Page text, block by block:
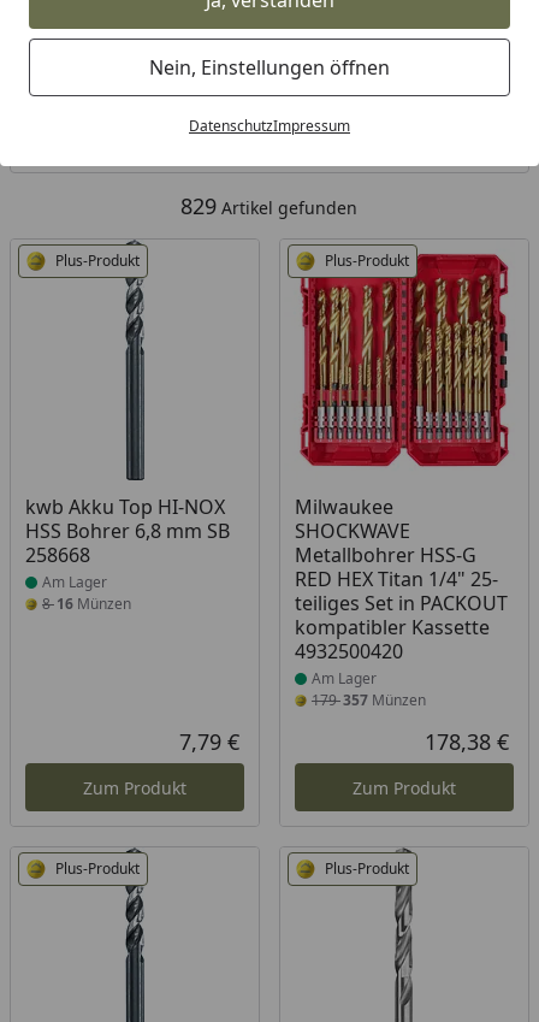
Nein, Einstellungen öffnen
DatenschutzImpressum
Ihre Artikelübersicht
Kategorien
829 Artikel gefunden
Plus-Produkt
kwb Akku Top HI-NOX
HSS Bohrer 6,8 mm SB
258668
Produkt am Lager
Am Lager
816 Münzen
Aktueller Preis
7,79 €
Zum Produkt
Plus-Produkt
Milwaukee
SHOCKWAVE
Metallbohrer HSS-G
RED HEX Titan 1/4" 25-
teiliges Set in PACKOUT
kompatibler Kassette
4932500420
Produkt am Lager
Am Lager
179357Münzen
178,38 €
Zum Produkt
Plus-Produkt Plus-Produkt